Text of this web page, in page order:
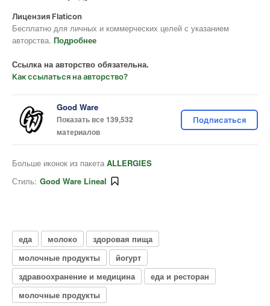
Лицензия Flaticon
Бесплатно для личных и коммерческих целей с указанием
авторства. Подробнее
Ссылка на авторство обязательна.
Как ссылаться на авторство?
Good Ware
Показать все 139,532
материалов
Подписаться
Больше иконок из пакета ALLERGIES
Стиль: Good Ware Lineal
еда молоко
здоровая пища
молочные продукты
йогурт
здравоохранение и медицина
еда и ресторан
молочные продукты